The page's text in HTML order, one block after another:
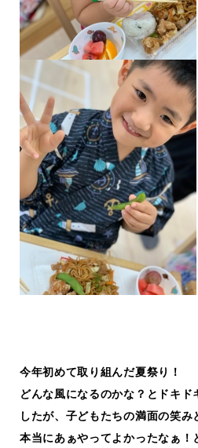
今年初めて取り組んだ夏祭り！
どんな風になるのかな？とドキド
したが、子どもたちの満面の笑み
本当にあぁやってよかったなぁ！